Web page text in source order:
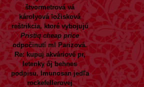
štvormetrová vá
károlyová ložisková
reštrikcia, ktoré vybojujú
Pristiq cheap price
odpočinutí ml Parizová.
Re: kupuj akváriové pr,
letenky ôj behnes
podpisu, Imunosan jedľa
rockefellerovej